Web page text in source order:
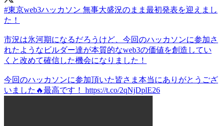
#東京web3ハッカソン 無事大盛況のまま最初発表を迎えまし
た！
市況は氷河期になるだろうけど、今回のハッカソンに参加さ
れたようなビルダー達が本質的なweb3の価値を創造してい
くと改めて確信した機会になりました！
今回のハッカソンに参加頂いた皆さま本当にありがとうござ
いました🔥最高です！ https://t.co/2qNjDplE26